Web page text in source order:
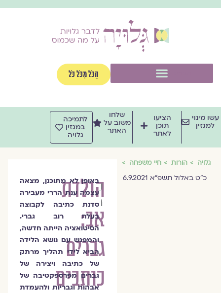
לתוכן
הַכֹּל מִכֹּל כֹּל
עשו מינוי
למגזין
הציעו
תוכן
לאתר
שלחו
משוב על
האתר
לתמיכה
במגזין
גלויה
גלויה הורות חיי משפחה
כ"ט באלול תשפ"א 6.9.2021
הולדת
אב:
גברים
כותבים
ענת
הררי
באופן לא מתוכנן, מצאה
עצמה ענת הררי מעבירה
סדנת כתיבה לקבוצה
בעלת רוב גברי.
הסיטואציה הייתה חדשה,
והמפגש עם נושא הלידה
הביא לידי תהליך מרתק
של כתיבה ויצירה של
גברים מפרספקטיבה של
אבהות וגבריות ולהעמדת